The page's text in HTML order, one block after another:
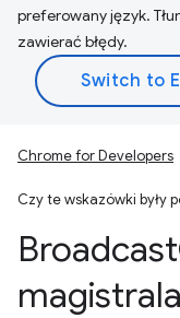
preferowany język.
zawierać błędy.
Chrome for Developers
Czy te wskazówki były
Broadcast